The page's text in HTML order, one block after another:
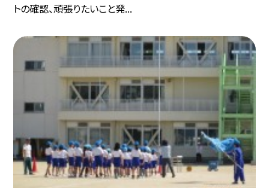
トの確認、頑張りたいこと発...